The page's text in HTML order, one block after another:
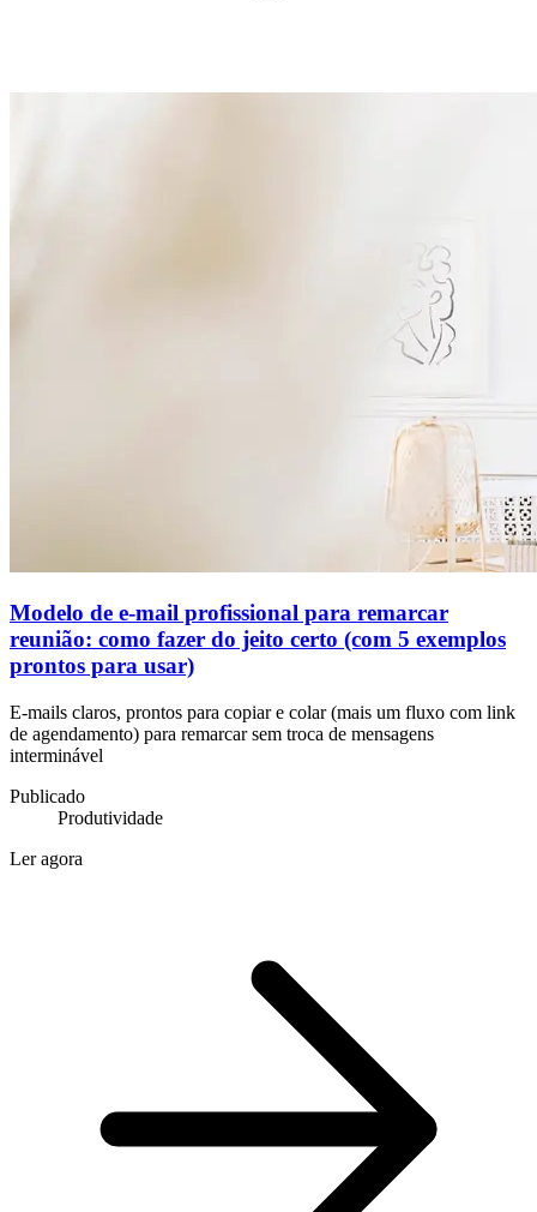
Modelo de e-mail profissional para remarcar
reunião: como fazer do jeito certo (com 5 exemplos
prontos para usar)
E-mails claros, prontos para copiar e colar (mais um fluxo com link
de agendamento) para remarcar sem troca de mensagens
interminável
Publicado
Produtividade
Ler agora